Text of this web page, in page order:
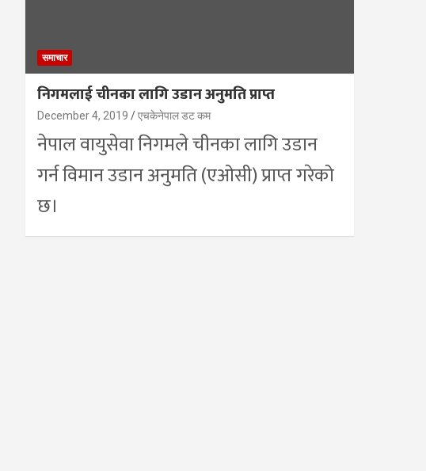
समाचार
निगमलाई चीनका लागि उडान अनुमति प्राप्त
December 4, 2019 एचकेनेपाल डट कम
नेपाल वायुसेवा निगमले चीनका लागि उडान
गर्न विमान उडान अनुमति (एओसी) प्राप्त गरेको
छ।